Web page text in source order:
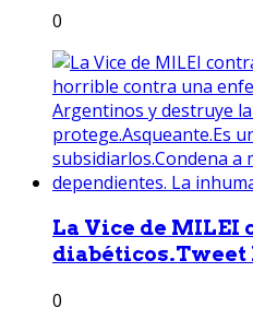
0
La Vice de MILEI
0